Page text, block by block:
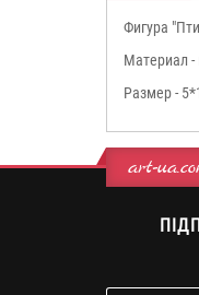
Фигура
Материал -
Размер -
art-